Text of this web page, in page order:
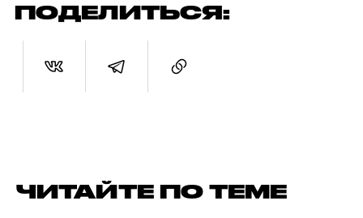
ПОДЕЛИТЬСЯ:
ЧИТАЙТЕ ПО ТЕМЕ